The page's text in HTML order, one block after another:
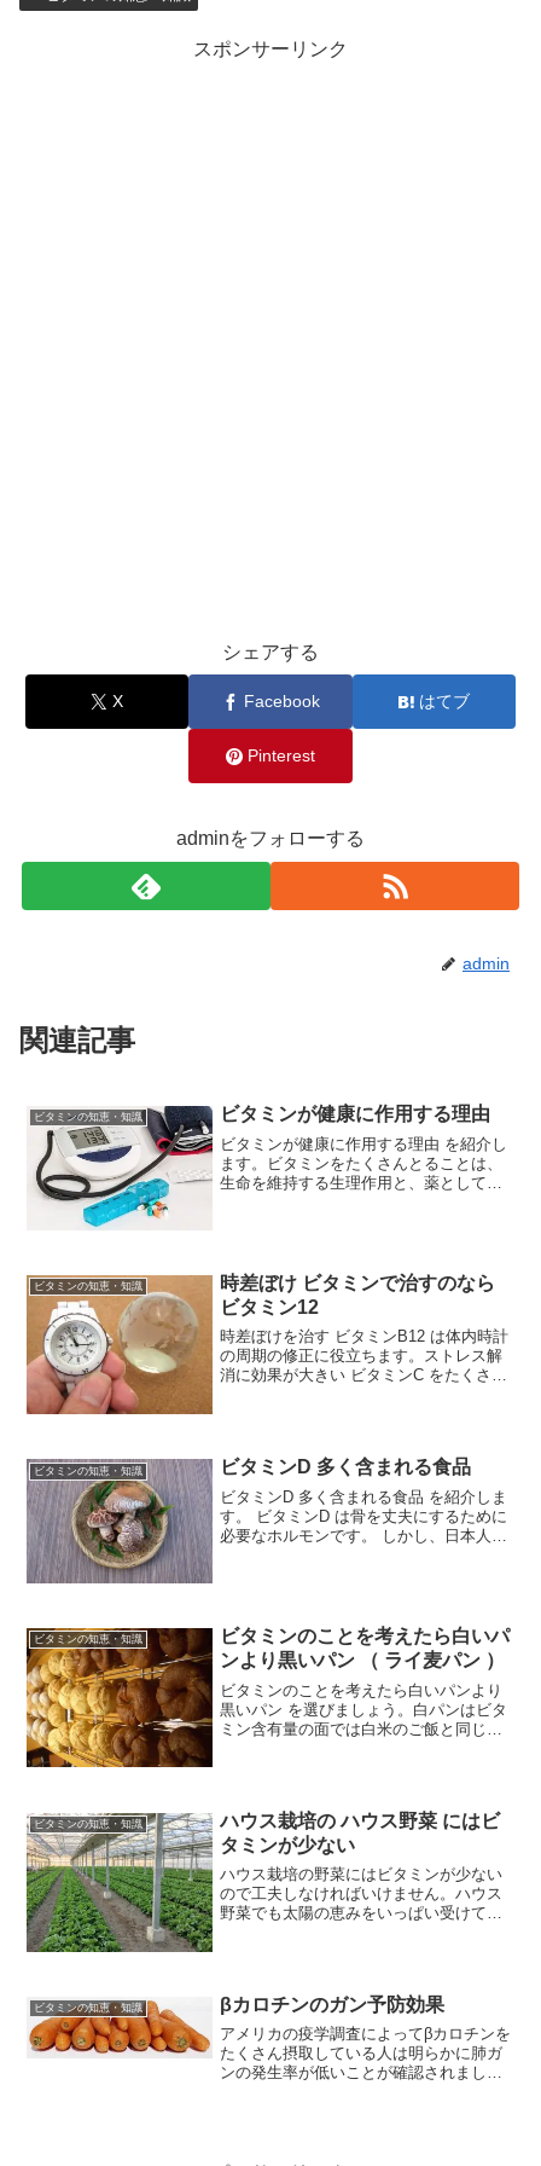
スポンサーリンク
シェアする
X Facebook はてブ
Pinterest
adminをフォローする
admin
関連記事
ビタミンの知恵・知識 ビタミンが健康に作用する理由
ビタミンが健康に作用する理由 を紹介し
ます。ビタミンをたくさんとることは、
生命を維持する生理作用と、薬として働
ビタミンの知恵・知識
時差ぼけ ビタミンで治すのなら
ビタミン12
時差ぼけを治す ビタミンB12 は体内時計
の周期の修正に役立ちます。ストレス解
消に効果が大きい ビタミンC をたくさん
とより効果的です。
ビタミンの知恵・知識 ビタミンD 多く含まれる食品
ビタミンD 多く含まれる食品 を紹介しま
す。 ビタミンD は骨を丈夫にするために
必要なホルモンです。 しかし、日本人の
ビタミンの知恵・知識
ビタミンのことを考えたら白いパ
ンより黒いパン （ ライ麦パン ）
ビタミンのことを考えたら白いパンより
黒いパン を選びましょう。白パンはビタ
ミン含有量の面では白米のご飯と同じで
ビタミンの知恵・知識
ハウス栽培の ハウス野菜 にはビ
タミンが少ない
ハウス栽培の野菜にはビタミンが少ない
ので工夫しなければいけません。ハウス
野菜でも太陽の恵みをいっぱい受けて成
ビタミンの知恵・知識 βカロチンのガン予防効果
アメリカの疫学調査によってβカロチンを
たくさん摂取している人は明らかに肺ガ
ンの発生率が低いことが確認されまし